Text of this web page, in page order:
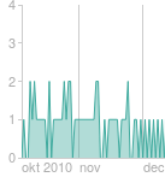
okt 2010 nov dec
0
1
2
3